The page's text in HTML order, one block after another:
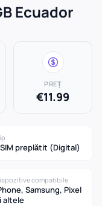
Ecuador
PREȚ
€11.99
preplătit (Digital)
compatibile
Samsung, Pixel
altele